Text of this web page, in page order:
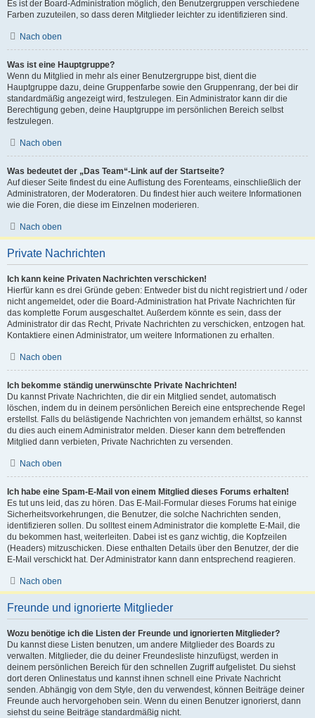
Es ist der Board-Administration möglich, den Benutzergruppen verschiedene
Farben zuzuteilen, so dass deren Mitglieder leichter zu identifizieren sind.
Nach oben
Was ist eine Hauptgruppe?
Wenn du Mitglied in mehr als einer Benutzergruppe bist, dient die
Hauptgruppe dazu, deine Gruppenfarbe sowie den Gruppenrang, der bei dir
standardmäßig angezeigt wird, festzulegen. Ein Administrator kann dir die
Berechtigung geben, deine Hauptgruppe im persönlichen Bereich selbst
festzulegen.
Nach oben
Was bedeutet der „Das Team“-Link auf der Startseite?
Auf dieser Seite findest du eine Auflistung des Forenteams, einschließlich der
Administratoren, der Moderatoren. Du findest hier auch weitere Informationen
wie die Foren, die diese im Einzelnen moderieren.
Nach oben
Private Nachrichten
Ich kann keine Privaten Nachrichten verschicken!
Hierfür kann es drei Gründe geben: Entweder bist du nicht registriert und / oder
nicht angemeldet, oder die Board-Administration hat Private Nachrichten für
das komplette Forum ausgeschaltet. Außerdem könnte es sein, dass der
Administrator dir das Recht, Private Nachrichten zu verschicken, entzogen hat.
Kontaktiere einen Administrator, um weitere Informationen zu erhalten.
Nach oben
Ich bekomme ständig unerwünschte Private Nachrichten!
Du kannst Private Nachrichten, die dir ein Mitglied sendet, automatisch
löschen, indem du in deinem persönlichen Bereich eine entsprechende Regel
erstellst. Falls du belästigende Nachrichten von jemandem erhältst, so kannst
du dies auch einem Administrator melden. Dieser kann dem betreffenden
Mitglied dann verbieten, Private Nachrichten zu versenden.
Nach oben
Ich habe eine Spam-E-Mail von einem Mitglied dieses Forums erhalten!
Es tut uns leid, das zu hören. Das E-Mail-Formular dieses Forums hat einige
Sicherheitsvorkehrungen, die Benutzer, die solche Nachrichten senden,
identifizieren sollen. Du solltest einem Administrator die komplette E-Mail, die
du bekommen hast, weiterleiten. Dabei ist es ganz wichtig, die Kopfzeilen
(Headers) mitzuschicken. Diese enthalten Details über den Benutzer, der die
E-Mail verschickt hat. Der Administrator kann dann entsprechend reagieren.
Nach oben
Freunde und ignorierte Mitglieder
Wozu benötige ich die Listen der Freunde und ignorierten Mitglieder?
Du kannst diese Listen benutzen, um andere Mitglieder des Boards zu
verwalten. Mitglieder, die du deiner Freundesliste hinzufügst, werden in
deinem persönlichen Bereich für den schnellen Zugriff aufgelistet. Du siehst
dort deren Onlinestatus und kannst ihnen schnell eine Private Nachricht
senden. Abhängig von dem Style, den du verwendest, können Beiträge deiner
Freunde auch hervorgehoben sein. Wenn du einen Benutzer ignorierst, dann
siehst du seine Beiträge standardmäßig nicht.